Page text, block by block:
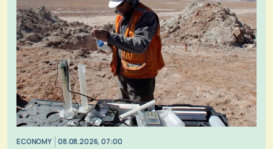
ECONOMY 08.08.2026, 07:00